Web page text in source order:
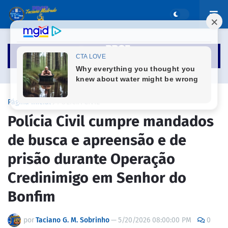
Página inicial
Polícia Civil cumpre mandados
de busca e apreensão e de
prisão durante Operação
Credinimigo em Senhor do
Bonfim
porTaciano G. M. Sobrinho—5/20/2026 08:00:00 PM 0